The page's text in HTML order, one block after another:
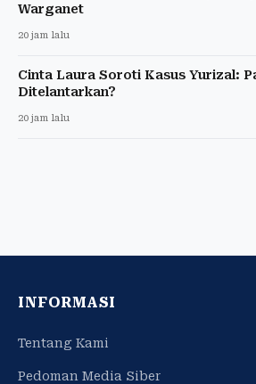
Warganet
20 jam lalu
Cinta Laura Soroti Kasus Yurizal:
Ditelantarkan?
20 jam lalu
INFORMASI
Tentang Kami
Pedoman Media Siber